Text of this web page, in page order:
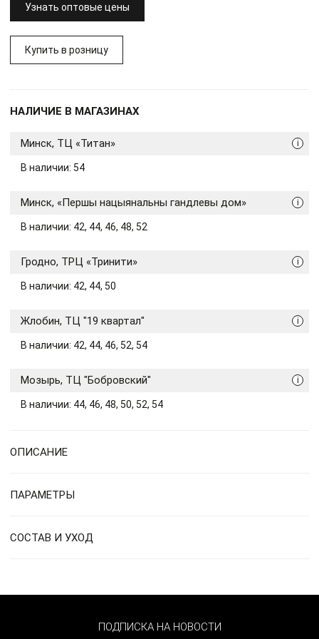
Узнать оптовые цены
Купить в розницу
НАЛИЧИЕ В МАГАЗИНАХ
i
Минск, ТЦ «Титан»
В наличии: 54
i
Минск, «Першы нацыянальны гандлевы дом»
В наличии: 42, 44, 46, 48, 52
i
Гродно, ТРЦ «Тринити»
В наличии: 42, 44, 50
i
Жлобин, ТЦ "19 квартал"
В наличии: 42, 44, 46, 52, 54
i
Мозырь, ТЦ "Бобровский"
В наличии: 44, 46, 48, 50, 52, 54
ОПИСАНИЕ
ПАРАМЕТРЫ
СОСТАВ И УХОД
ПОДПИСКА НА НОВОСТИ